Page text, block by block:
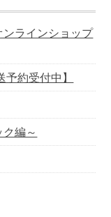
ンラインショップ
約受付中】
編～